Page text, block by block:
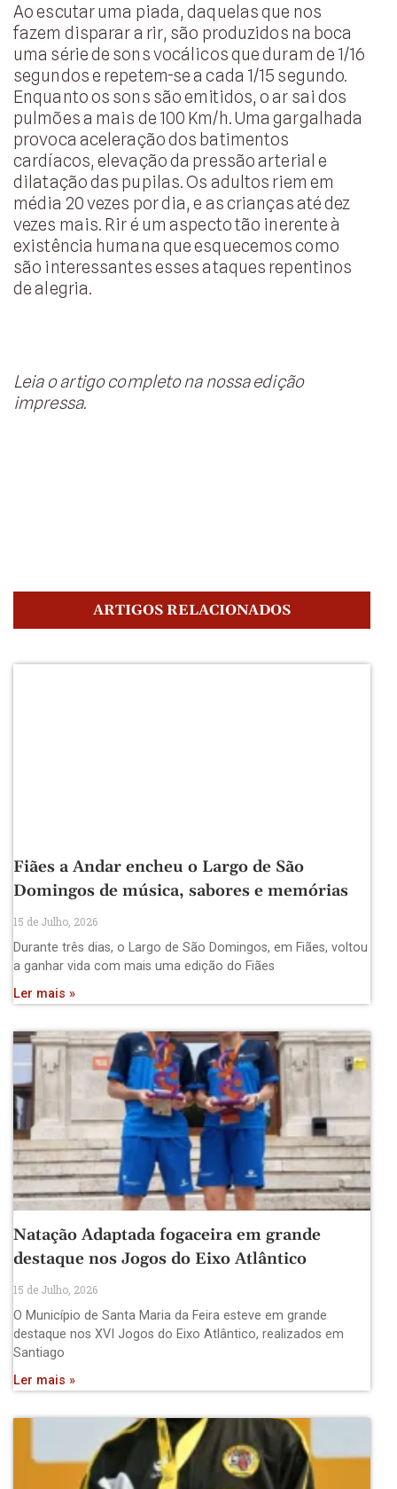
Ao escutar uma piada, daquelas que nos
fazem disparar a rir, são produzidos na boca
uma série de sons vocálicos que duram de 1/16
segundos e repetem-se a cada 1/15 segundo.
Enquanto os sons são emitidos, o ar sai dos
pulmões a mais de 100 Km/h. Uma gargalhada
provoca aceleração dos batimentos
cardíacos, elevação da pressão arterial e
dilatação das pupilas. Os adultos riem em
média 20 vezes por dia, e as crianças até dez
vezes mais. Rir é um aspecto tão inerente à
existência humana que esquecemos como
são interessantes esses ataques repentinos
de alegria.
Leia o artigo completo na nossa edição
impressa.
ARTIGOS RELACIONADOS
Fiães a Andar encheu o Largo de São
Domingos de música, sabores e memórias
15 de Julho, 2026
Durante três dias, o Largo de São Domingos, em Fiães, voltou
a ganhar vida com mais uma edição do Fiães
Ler mais »
Natação Adaptada fogaceira em grande
destaque nos Jogos do Eixo Atlântico
15 de Julho, 2026
O Município de Santa Maria da Feira esteve em grande
destaque nos XVI Jogos do Eixo Atlântico, realizados em
Santiago
Ler mais »